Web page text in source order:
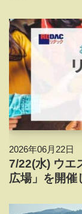
2026年06月22日
7/22(水) ウエ
広場」を開催